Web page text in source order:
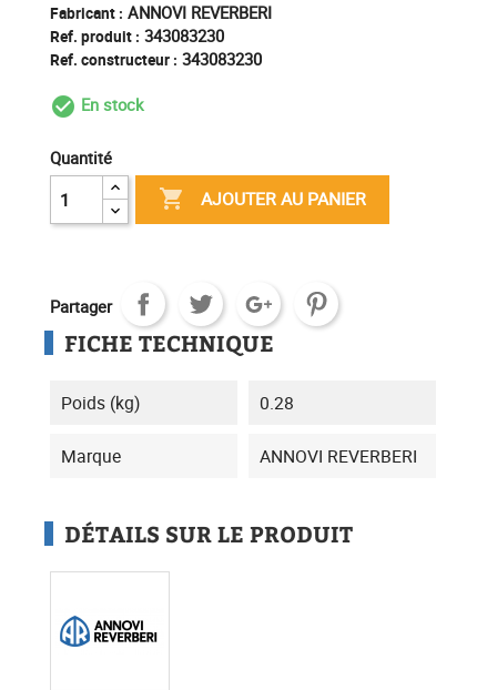
Fabricant : ANNOVI REVERBERI
Ref. produit : 343083230
Ref. constructeur : 343083230
check_circle_outline
En stock
Quantité
 AJOUTER AU PANIER
Partager
FICHE TECHNIQUE
Poids (kg) 0.28
Marque ANNOVI REVERBERI
DÉTAILS SUR LE PRODUIT